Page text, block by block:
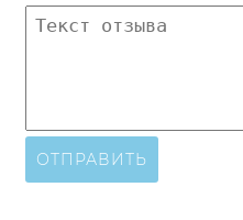
ОТПРАВИТЬ